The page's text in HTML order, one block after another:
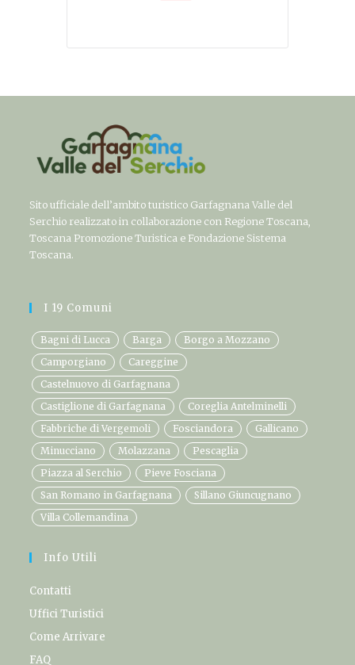
Sito ufficiale dell’ambito turistico Garfagnana Valle del
Serchio realizzato in collaborazione con Regione Toscana,
Toscana Promozione Turistica e Fondazione Sistema
Toscana.
I 19 Comuni
Bagni di Lucca Barga
Borgo a Mozzano
Camporgiano
Careggine
Castelnuovo di Garfagnana
Castiglione di Garfagnana
Coreglia Antelminelli
Fabbriche di Vergemoli
Fosciandora
Gallicano
Minucciano
Molazzana
Pescaglia
Piazza al Serchio
Pieve Fosciana
San Romano in Garfagnana
Sillano Giuncugnano
Villa Collemandina
Info Utili
Contatti
Uffici Turistici
Come Arrivare
FAQ